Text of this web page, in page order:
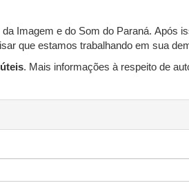
Imagem e do Som do Paraná.
que estamos trabalhando em sua
. Mais informações à respeito de